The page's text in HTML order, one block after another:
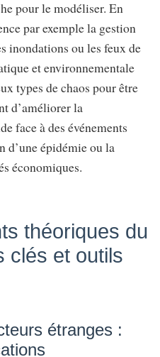
pour le modéliser. En
par exemple la gestion
inondations ou les feux de
et environnementale
types de chaos pour être
d’améliorer la
face à des événements
d’une épidémie ou la
économiques.
théoriques du
clés et outils
étranges :